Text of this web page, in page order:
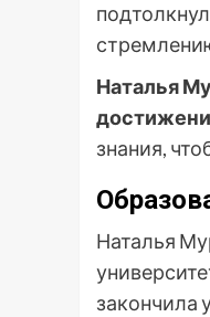
Наталья
знания,
Наталья
закончила